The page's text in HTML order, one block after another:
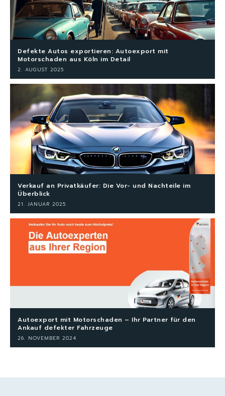
Defekte Autos exportieren: Autoexport mit
Motorschaden aus Köln im Detail
2. AUGUST 2025
Verkauf an Privatkäufer: Die Vor- und Nachteile im
Überblick
21. JANUAR 2025
Autoexport mit Motorschaden – Ihr Partner für den
Ankauf defekter Fahrzeuge
26. NOVEMBER 2024